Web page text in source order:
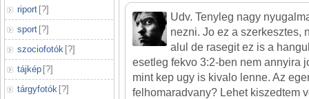
riport [?]
sport [?]
szociofotók [?]
tájkép [?]
tárgyfotók [?]
Udv. Tenyleg nagy
nezni. Jo ez a szerkesztes,
alul de rasegit ez is a
esetleg fekvo 3:2-ben nem annyira
mint kep ugy is kivalo lenne. Az
felhomaradvany? Lehet kiszedtem